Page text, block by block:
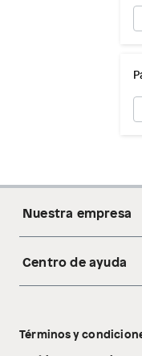
Nuestra empresa
Acerca de nosotros
Centro de ayuda
Libro de
Términos y